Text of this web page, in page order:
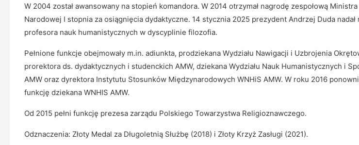
W 2004 został awansowany na stopień komandora. W 2014 otrzymał nagrodę zespołową
Narodowej I stopnia za osiągnięcia dydaktyczne. 14 stycznia 2025 prezydent Andrzej Duda nadał
profesora nauk humanistycznych w dyscyplinie filozofia.
Pełnione funkcje obejmowały m.in. adiunkta, prodziekana Wydziału Nawigacji i Uzbrojenia
prorektora ds. dydaktycznych i studenckich AMW, dziekana Wydziału Nauk Humanistycznych i
AMW oraz dyrektora Instytutu Stosunków Międzynarodowych WNHiS AMW. W roku 2016
funkcję dziekana WNHIS AMW.
Od 2015 pełni funkcję prezesa zarządu Polskiego Towarzystwa Religioznawczego.
Odznaczenia: Złoty Medal za Długoletnią Służbę (2018) i Złoty Krzyż Zasługi (2021).